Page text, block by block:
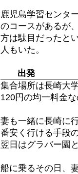
鹿児島学習センタ
のコースがあるが
方は駄目だったと
人もいた。
出発
集合場所は長崎大
120円の均一料金な
妻も一緒に長崎に
番安く行ける手段
翌日はグラバー園
船に乗るその日、